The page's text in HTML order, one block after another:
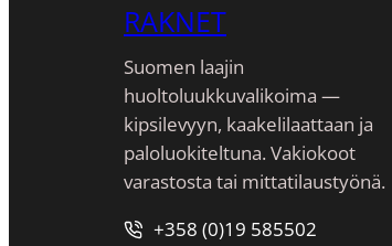
RAKNET
Suomen laajin
huoltoluukkuvalikoima —
kipsilevyyn, kaakeli­laattaan ja
paloluokiteltuna. Vakiokoot
varastosta tai mittatilaustyönä.
+358 (0)19 585502